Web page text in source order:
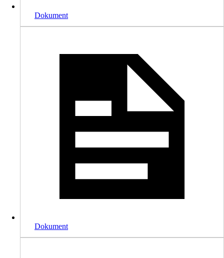
Dokument
Dokument